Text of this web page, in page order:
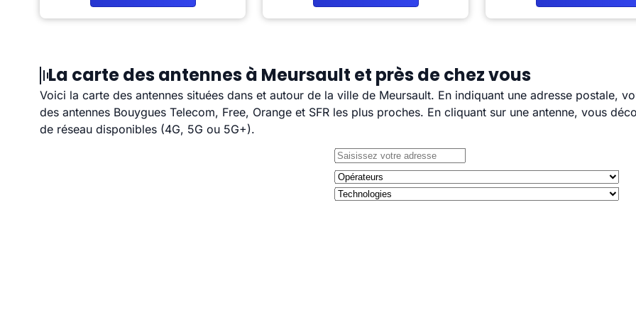
La carte des antennes à Meursault et près de chez vous
Voici la carte des antennes situées dans et autour de la ville de Meursault. En indiquant une adresse postale,
des antennes Bouygues Telecom, Free, Orange et SFR les plus proches. En cliquant sur une antenne, vous
de réseau disponibles (4G, 5G ou 5G+).